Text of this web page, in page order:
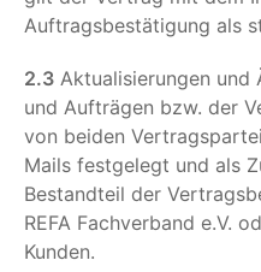
Auftragsbestätigung als
2.3 Aktualisierungen und
und Aufträgen bzw. der
von beiden
Mails festgelegt und als
Bestandteil der
REFA Fachverband e.V.
Kunden.